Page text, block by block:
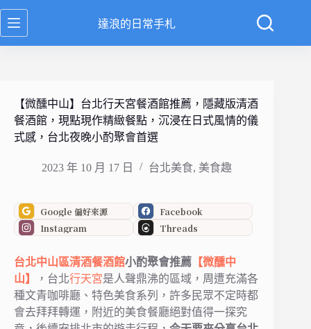
跳
至
達浪的日常手札
【微醺中山】台北行天宮餐酒館推薦，隱藏版清酒
餐酒館，現點現作精緻餐點，沉浸在日式風情的儀
式感，台北夜晚小酌聚會首選
2023 年 10 月 17 日 台北美食, 美食趣
Google 偏好來源
Facebook
Instagram
Threads
台北中山區清酒餐酒館小酌聚會推薦 【微醺中
山】
，台北行天宮是人聲鼎沸的區域，周遭充滿各
種文青咖啡廳、特色美食系列，許多民眾不定時都
會去拜拜轉運，附近的美食餐廳絕對值得一探究